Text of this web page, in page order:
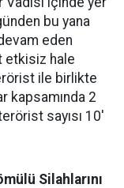
bu yana
eden
etkisiz hale
ile birlikte
kapsamında 2
sayısı 10'
Silahlarını